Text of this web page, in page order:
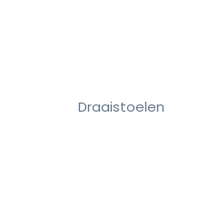
Draaistoelen